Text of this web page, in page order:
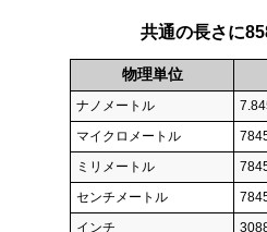
共通の長さに
物理単位
ナノメートル
マイクロメートル
ミリメートル
センチメートル
インチ